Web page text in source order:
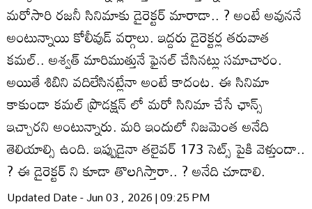
మరోసారి రజనీ సినిమాకు డైరెక్టర్ మారాడా.. ? అంటే అవుననే
అంటున్నాయి కోలీవుడ్ వర్గాలు. ఇద్దరు డైరెక్టర్ల తరువాత
కమల్.. అశ్వత్ మారిముత్తునే ఫైనల్ చేసినట్లు సమాచారం.
అయితే శిబిని వదిలేసినట్లేనా అంటే కాదంట. ఈ సినిమా
కాకుండా కమల్ ప్రొడక్షన్ లో మరో సినిమా చేసే ఛాన్స్
ఇచ్చారని అంటున్నారు. మరి ఇందులో నిజమెంత అనేది
తెలియాల్సి ఉంది. ఇప్పుడైనా తలైవర్ 173 సెట్స్ పైకి వెళ్తుందా..
? ఈ డైరెక్టర్ ని కూడా తొలగిస్తారా.. ? అనేది చూడాలి.
Updated Date - Jun 03 , 2026 | 09:25 PM